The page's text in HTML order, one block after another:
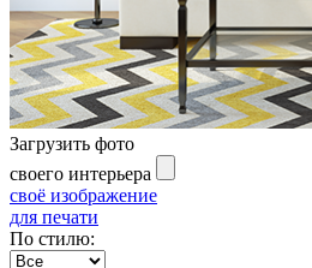
Загрузить фото
своего интерьера
своё изображение
для печати
По стилю: